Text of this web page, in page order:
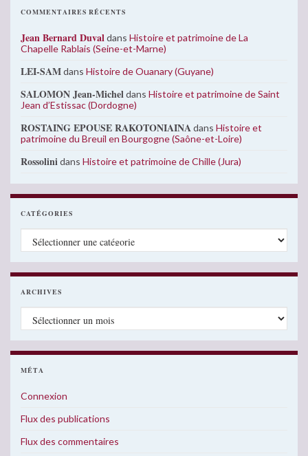
COMMENTAIRES RÉCENTS
Jean Bernard Duvaldans Histoire et patrimoine de La
Chapelle Rablais (Seine-et-Marne)
LEI-SAMdans Histoire de Ouanary (Guyane)
SALOMON Jean-Micheldans Histoire et patrimoine de Saint
Jean d’Estissac (Dordogne)
ROSTAING EPOUSE RAKOTONIAINAdans Histoire et
patrimoine du Breuil en Bourgogne (Saône-et-Loire)
Rossolinidans Histoire et patrimoine de Chille (Jura)
CATÉGORIES
Catégories
ARCHIVES
Archives
MÉTA
Connexion
Flux des publications
Flux des commentaires